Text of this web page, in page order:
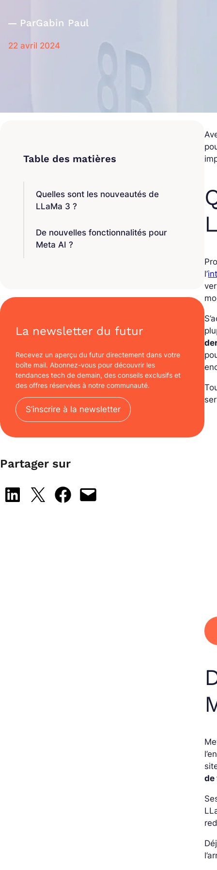
ParGabin Paul
22 avril 2024
Quelles sont les nouveautés de
LLaMa 3 ?
De nouvelles fonctionnalités pour
Meta AI ?
La newsletter du futur
Recevez un aperçu du futur directement dans votre
boîte mail. Abonnez-vous pour découvrir les
tendances tech de demain, des conseils exclusifs et
des offres réservées à notre communauté.
S’inscrire à la newsletter
Partager sur
Share on LinkedIn
Share on X Share on Facebook
Email this Page
l’
de